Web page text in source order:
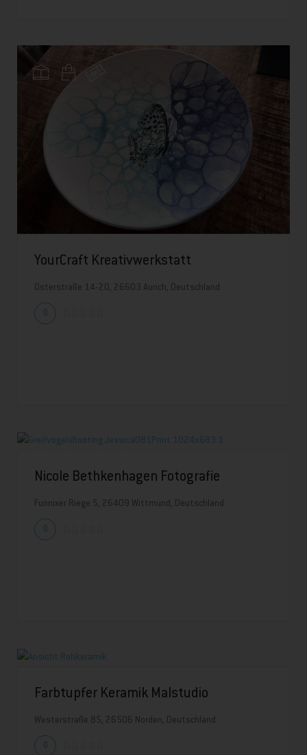
YourCraft Kreativwerkstatt
Osterstraße 14-20, 26603 Aurich, Deutschland
0
Nicole Bethkenhagen Fotografie
Funnixer Riege 5, 26409 Wittmund, Deutschland
0
Farbtupfer Keramik Malstudio
Westerstraße 85, 26506 Norden, Deutschland
0